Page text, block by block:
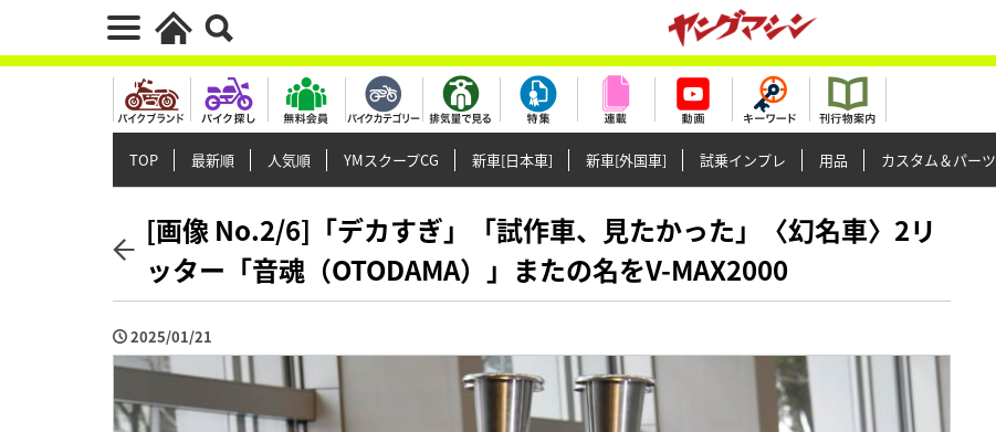
TOP 最新順 人気順 YMスクープCG 新車[日本車] 新車[外国車] 試乗インプレ 用品 カスタム＆パーツ
[画像 No.2/6]「デカすぎ」「試作車、見たかった」〈幻名車〉2リ
ッター「音魂（OTODAMA）」またの名をV-MAX2000
2025/01/21